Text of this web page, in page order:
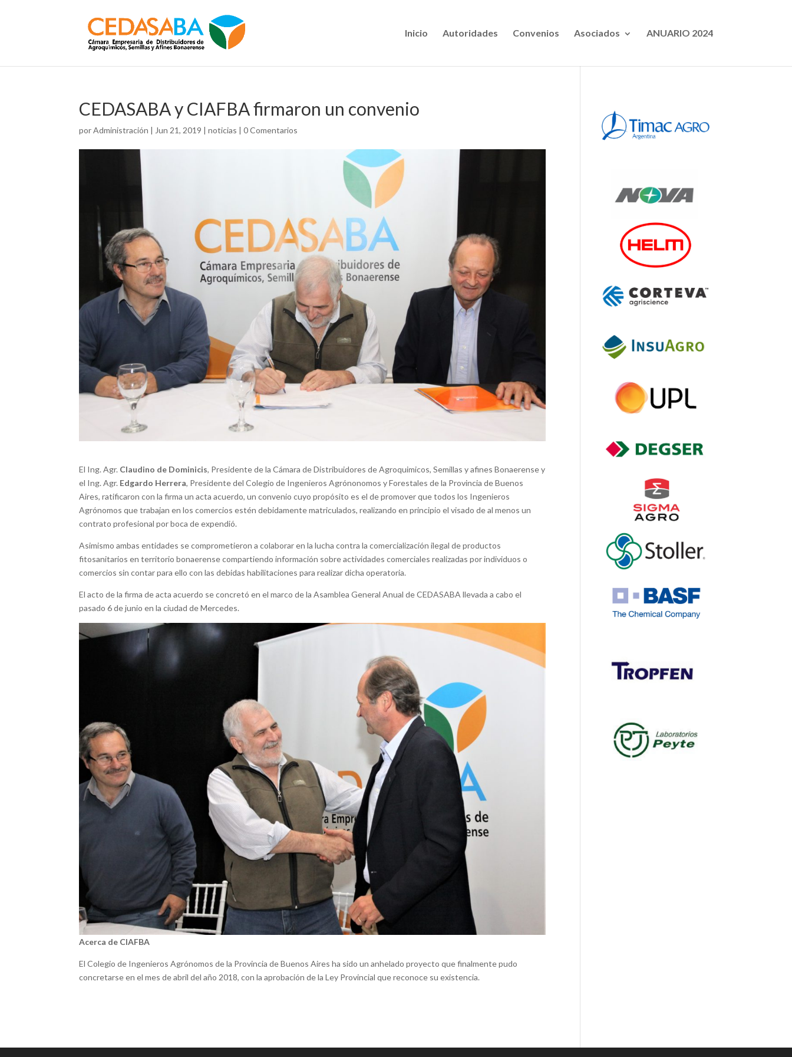
Inicio Autoridades Convenios Asociados ANUARIO 2024
CEDASABA y CIAFBA firmaron un convenio
porAdministración | Jun 21, 2019 |noticias |0 Comentarios
El Ing. Agr. Claudino de Dominicis, Presidente de la Cámara de Distribuidores de Agroquimicos, Semillas y afines Bonaerense y
el Ing. Agr. Edgardo Herrera, Presidente del Colegio de Ingenieros Agrónonomos y Forestales de la Provincia de Buenos
Aires, ratificaron con la firma un acta acuerdo, un convenio cuyo propósito es el de promover que todos los Ingenieros
Agrónomos que trabajan en los comercios estén debidamente matriculados, realizando en principio el visado de al menos un
contrato profesional por boca de expendió.
Asimismo ambas entidades se comprometieron a colaborar en la lucha contra la comercialización ilegal de productos
fitosanitarios en territorio bonaerense compartiendo información sobre actividades comerciales realizadas por individuos o
comercios sin contar para ello con las debidas habilitaciones para realizar dicha operatoria.
El acto de la firma de acta acuerdo se concretó en el marco de la Asamblea General Anual de CEDASABA llevada a cabo el
pasado 6 de junio en la ciudad de Mercedes.
Acerca de CIAFBA
El Colegio de Ingenieros Agrónomos de la Provincia de Buenos Aires ha sido un anhelado proyecto que finalmente pudo
concretarse en el mes de abril del año 2018, con la aprobación de la Ley Provincial que reconoce su existencia.